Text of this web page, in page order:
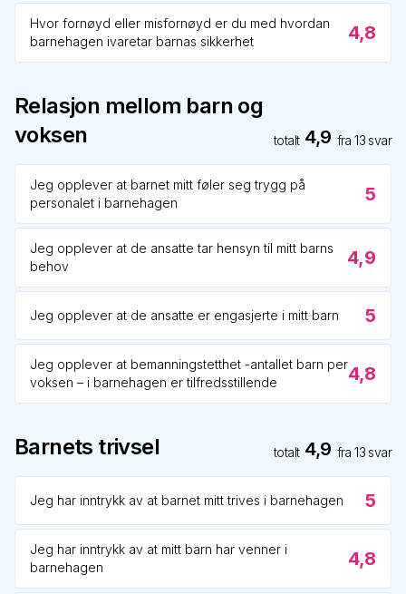
Hvor fornøyd eller misfornøyd er du med hvordan
barnehagen ivaretar barnas sikkerhet
4,8
Relasjon mellom barn og
voksen
totalt 4,9 fra13 svar
Jeg opplever at barnet mitt føler seg trygg på
personalet i barnehagen
5
Jeg opplever at de ansatte tar hensyn til mitt barns
behov
4,9
Jeg opplever at de ansatte er engasjerte i mitt barn 5
Jeg opplever at bemanningstetthet -antallet barn per
voksen – i barnehagen er tilfredsstillende
4,8
Barnets trivsel totalt 4,9 fra13 svar
Jeg har inntrykk av at barnet mitt trives i barnehagen 5
Jeg har inntrykk av at mitt barn har venner i
barnehagen
4,8